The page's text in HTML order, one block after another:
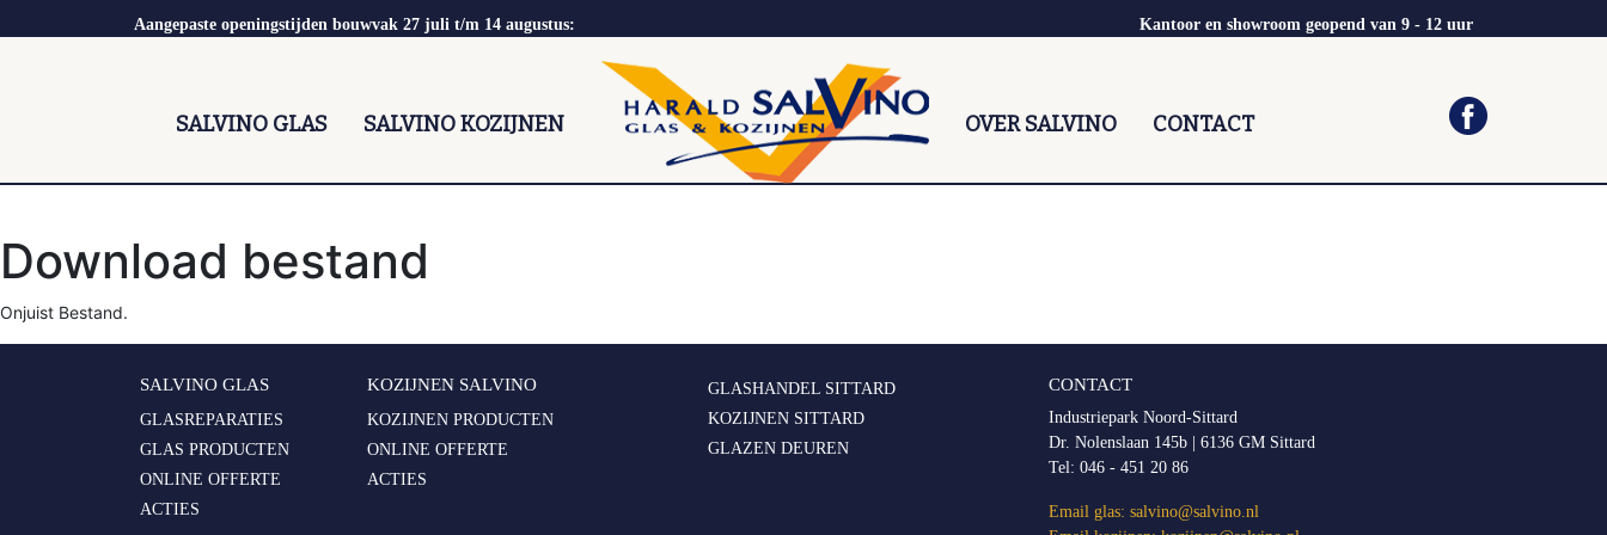
Aangepaste openingstijden bouwvak 27 juli t/m 14 augustus: Kantoor en showroom geopend van 9 - 12 uur
SALVINO GLAS SALVINO KOZIJNEN OVER SALVINO CONTACT
Download bestand
Onjuist Bestand.
SALVINO GLAS
GLASREPARATIES
GLAS PRODUCTEN
ONLINE OFFERTE
ACTIES
KOZIJNEN SALVINO
KOZIJNEN PRODUCTEN
ONLINE OFFERTE
ACTIES
GLASHANDEL SITTARD
KOZIJNEN SITTARD
GLAZEN DEUREN
CONTACT
Industriepark Noord-Sittard
Dr. Nolenslaan 145b | 6136 GM Sittard
Tel: 046 - 451 20 86
Email glas: salvino@salvino.nl